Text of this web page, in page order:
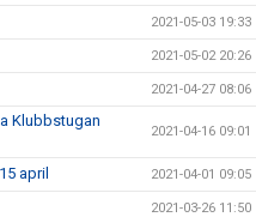
2021-05-03 19:33
2021-05-02 20:26
2021-04-27 08:06
Klubbstugan
2021-04-16 09:01
april 2021-04-01 09:05
2021-03-26 11:50